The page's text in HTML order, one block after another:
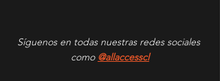
Síguenos en todas nuestras redes sociales
como @allaccesscl